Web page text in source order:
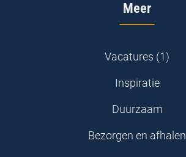
Meer
Vacatures (1)
Inspiratie
Duurzaam
Bezorgen en afhalen